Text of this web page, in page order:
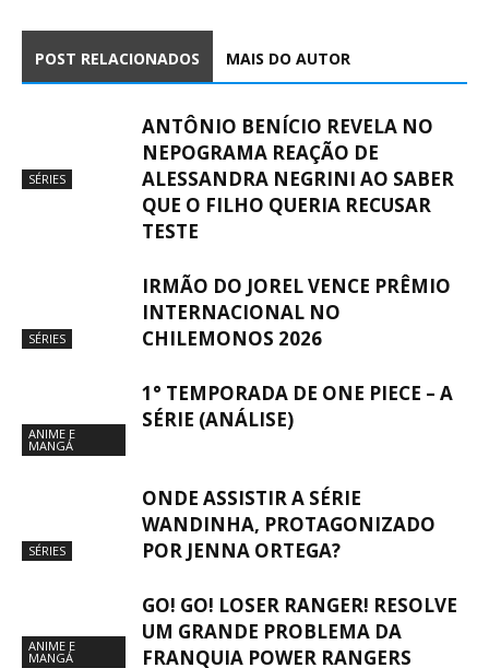
POST RELACIONADOS MAIS DO AUTOR
SÉRIES
ANTÔNIO BENÍCIO REVELA NO
NEPOGRAMA REAÇÃO DE
ALESSANDRA NEGRINI AO SABER
QUE O FILHO QUERIA RECUSAR
TESTE
SÉRIES
IRMÃO DO JOREL VENCE PRÊMIO
INTERNACIONAL NO
CHILEMONOS 2026
ANIME E
MANGÁ
1° TEMPORADA DE ONE PIECE – A
SÉRIE (ANÁLISE)
SÉRIES
ONDE ASSISTIR A SÉRIE
WANDINHA, PROTAGONIZADO
POR JENNA ORTEGA?
ANIME E
MANGÁ
GO! GO! LOSER RANGER! RESOLVE
UM GRANDE PROBLEMA DA
FRANQUIA POWER RANGERS